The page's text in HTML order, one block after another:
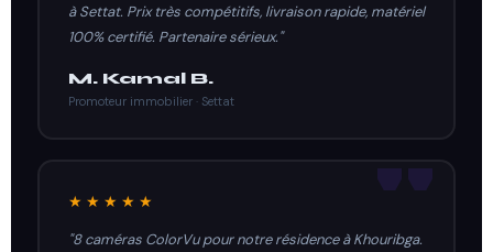
à Settat. Prix très compétitifs, livraison rapide, matériel
100% certifié. Partenaire sérieux."
M. Kamal B.
Promoteur immobilier · Settat
★★★★★
"8 caméras ColorVu pour notre résidence à Khouribga.